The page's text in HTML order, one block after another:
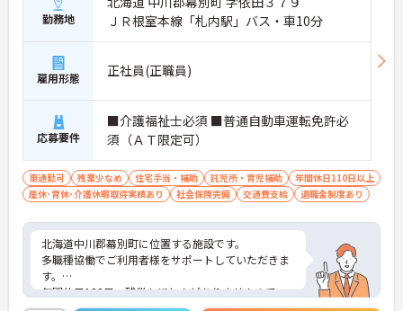
勤務地
ＪＲ根室本線「札内駅」バス・車10分
雇用形態 正社員(正職員)
応募要件
■介護福祉士必須 ■普通自動車運転免許必
須（ＡＴ限定可）
車通勤可 残業少なめ 住宅手当・補助 託児所・育児補助
年間休日110日以上
産休･育休･介護休暇取得実績あり
社会保険完備 交通費支給 退職金制度あり
北海道中川郡幕別町に位置する施設です。
多職種協働でご利用者様をサポートしていただきま
す。
年間休日122日、残業もほとんどありませんので、